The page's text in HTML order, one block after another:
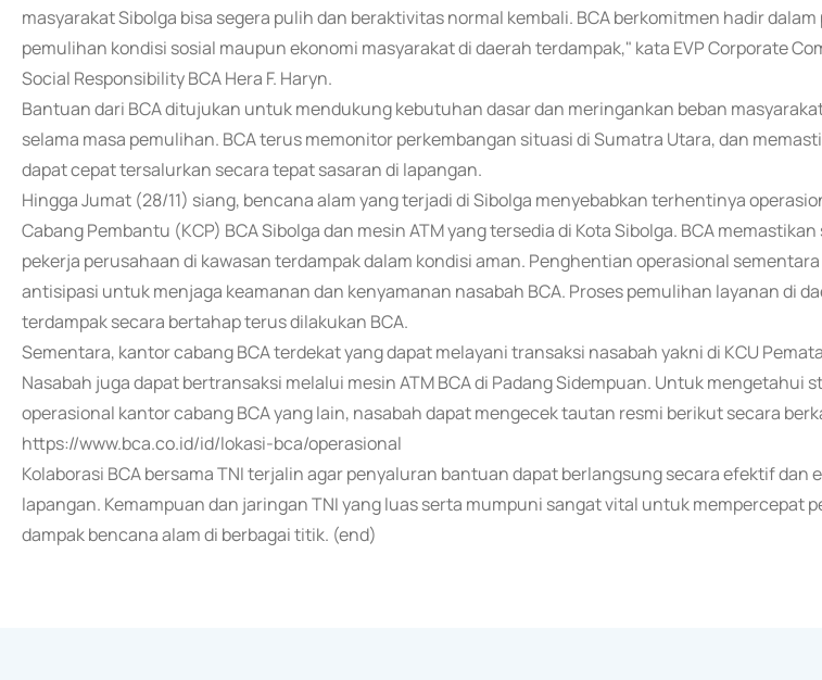
masyarakat Sibolga bisa segera pulih dan beraktivitas normal kembali. BCA berkomitmen hadir dalam
pemulihan kondisi sosial maupun ekonomi masyarakat di daerah terdampak," kata EVP Corporate
Social Responsibility BCA Hera F. Haryn.
Bantuan dari BCA ditujukan untuk mendukung kebutuhan dasar dan meringankan beban
selama masa pemulihan. BCA terus memonitor perkembangan situasi di Sumatra Utara, dan
dapat cepat tersalurkan secara tepat sasaran di lapangan.
Hingga Jumat (28/11) siang, bencana alam yang terjadi di Sibolga menyebabkan terhentinya
Cabang Pembantu (KCP) BCA Sibolga dan mesin ATM yang tersedia di Kota Sibolga. BCA
pekerja perusahaan di kawasan terdampak dalam kondisi aman. Penghentian operasional
antisipasi untuk menjaga keamanan dan kenyamanan nasabah BCA. Proses pemulihan layanan di
terdampak secara bertahap terus dilakukan BCA.
Sementara, kantor cabang BCA terdekat yang dapat melayani transaksi nasabah yakni di KCU
Nasabah juga dapat bertransaksi melalui mesin ATM BCA di Padang Sidempuan. Untuk mengetahui
operasional kantor cabang BCA yang lain, nasabah dapat mengecek tautan resmi berikut secara
https://www.bca.co.id/id/lokasi-bca/operasional
Kolaborasi BCA bersama TNI terjalin agar penyaluran bantuan dapat berlangsung secara efektif dan
lapangan. Kemampuan dan jaringan TNI yang luas serta mumpuni sangat vital untuk mempercepat
dampak bencana alam di berbagai titik. (end)